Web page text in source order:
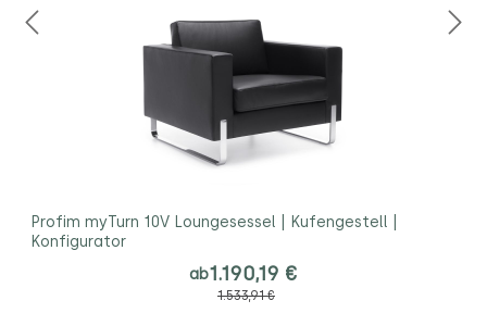
Profim myTurn 10V Loungesessel | Kufengestell |
Konfigurator
ab1.190,19 €
1.533,91 €